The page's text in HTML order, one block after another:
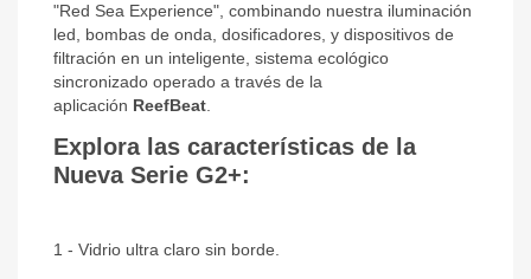
"Red Sea Experience", combinando nuestra iluminación
led, bombas de onda, dosificadores, y dispositivos de
filtración en un inteligente, sistema ecológico
sincronizado operado a través de la
aplicación ReefBeat.
Explora las características de la
Nueva Serie G2+:
1 - Vidrio ultra claro sin borde.